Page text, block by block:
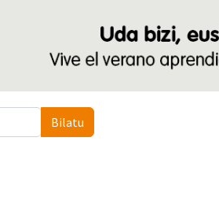
Bilatu